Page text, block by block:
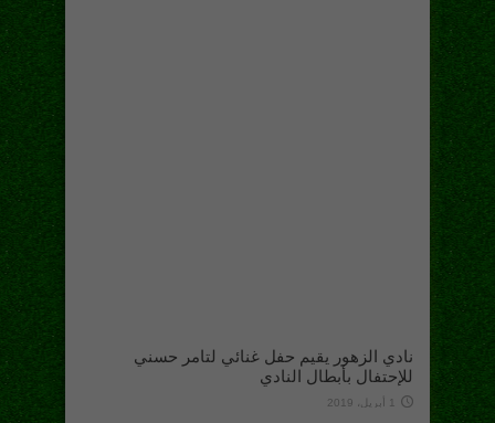
نادي الزهور يقيم حفل غنائي لتامر حسني
للإحتفال بأبطال النادي
1 أبريل، 2019